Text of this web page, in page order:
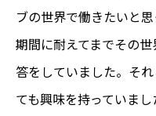
ブの世界で働きたいと
期間に耐えてまでその
答をしていました。そ
ても興味を持っていま